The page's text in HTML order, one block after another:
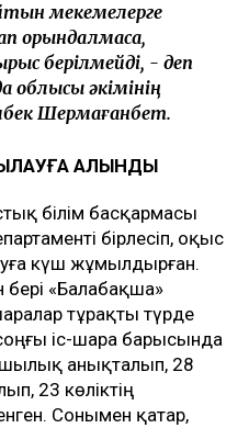
мекемелерге
орындалмаса,
берілмейді, - деп
облысы әкімінің
Шермағанбет.
АЛЫНДЫ
білім басқармасы
бірлесіп, оқыс
күш жұмылдырған.
«Балабақша»
тұрақты түрде
соңғы іс-шара барысында
анықталып, 28
23 көліктің
Сонымен қатар,